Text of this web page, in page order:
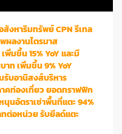
งหาริมทรัพย์ CPN รีเทล
ผลงานไตรมาส
พิ่มขึ้น 15% YoY และมี
าท เพิ่มขึ้น 9% YoY
รับอานิสงส์บริหาร
คท่องเที่ยว ยอดทราฟฟิก
นอัตราเช่าพื้นที่แตะ 94%
ต่อหน่วย รับยีลด์แตะ